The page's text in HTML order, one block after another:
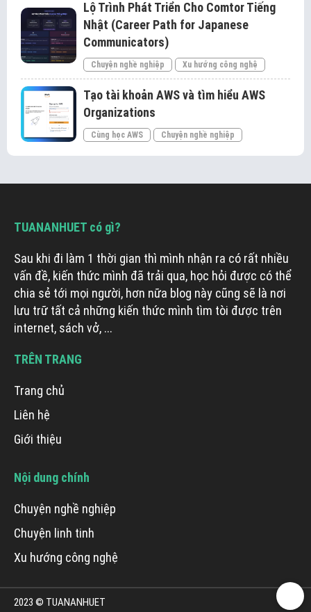
Lộ Trình Phát Triển Cho Comtor Tiếng
Nhật (Career Path for Japanese
Communicators)
Chuyện nghề nghiệp Xu hướng công nghệ
Tạo tài khoản AWS và tìm hiểu AWS
Organizations
Cùng học AWS Chuyện nghề nghiệp
TUANANHUET có gì?
Sau khi đi làm 1 thời gian thì mình nhận ra có rất nhiều
vấn đề, kiến thức mình đã trải qua, học hỏi được có thể
chia sẻ tới mọi người, hơn nữa blog này cũng sẽ là nơi
lưu trữ tất cả những kiến thức mình tìm tòi được trên
internet, sách vở, ...
TRÊN TRANG
Trang chủ
Liên hệ
Giới thiệu
Nội dung chính
Chuyện nghề nghiệp
Chuyện linh tinh
Xu hướng công nghệ
2023 © TUANANHUET